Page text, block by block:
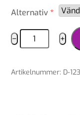
Alternativ *
−
Dekal
clumber
mängd
+
Artikelnummer: D-